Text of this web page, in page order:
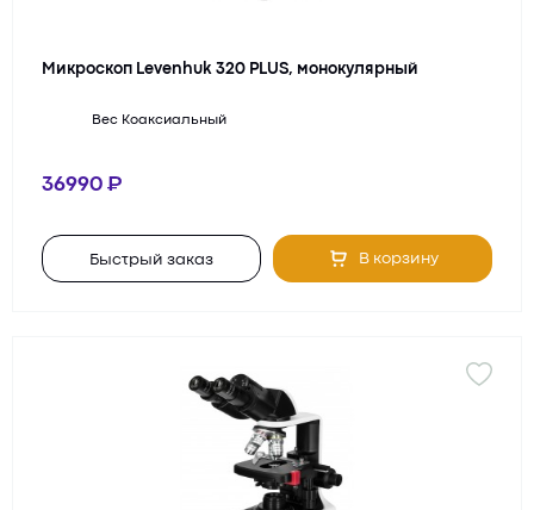
Микроскоп Levenhuk 320 PLUS, монокулярный
Вес Коаксиальный
36990
Быстрый заказ В корзину